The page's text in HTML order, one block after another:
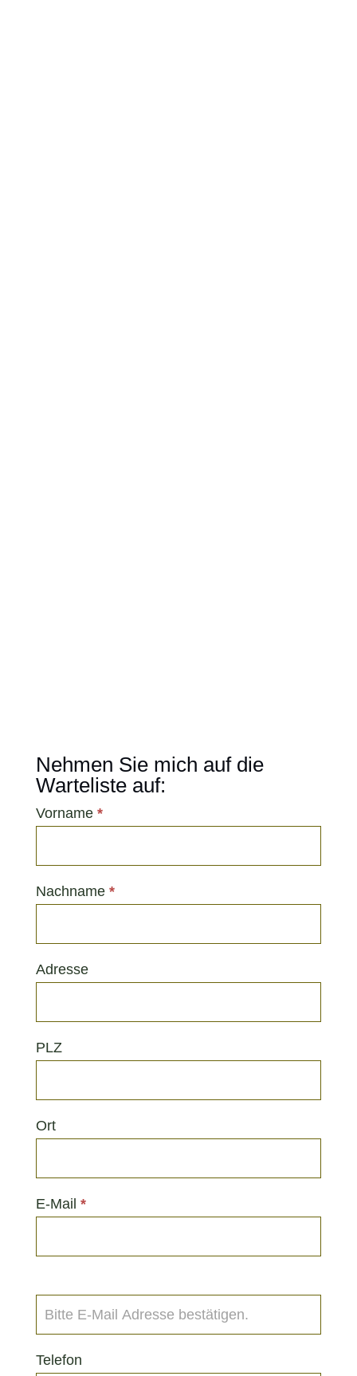
Nehmen Sie mich auf die
Warteliste auf:
Warteliste
Vorname *
Nachname *
Adresse
PLZ
Ort
E-Mail *
Telefon